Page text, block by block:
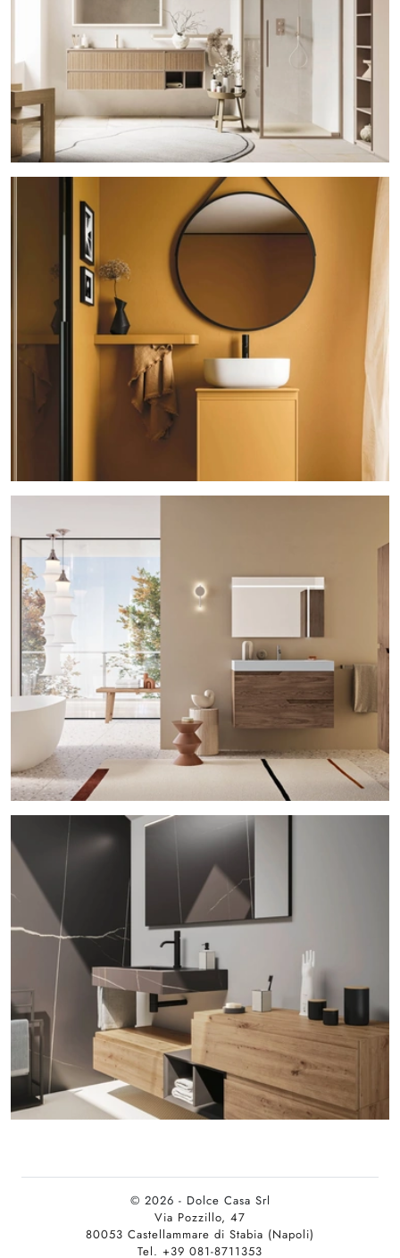
© 2026 - Dolce Casa Srl
Via Pozzillo, 47
80053 Castellammare di Stabia (Napoli)
Tel. +39 081-8711353